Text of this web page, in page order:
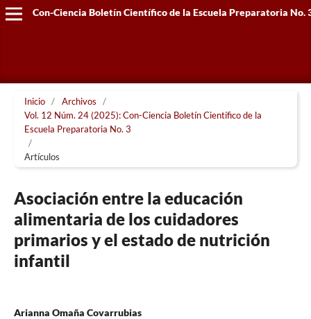
Con-Ciencia Boletín Científico de la Escuela Preparatoria No.
Inicio / Archivos
/
Vol. 12 Núm. 24 (2025): Con-Ciencia Boletín Científico de la
Escuela Preparatoria No. 3
/
Artículos
Asociación entre la educación
alimentaria de los cuidadores
primarios y el estado de nutrición
infantil
Arianna Omaña Covarrubias